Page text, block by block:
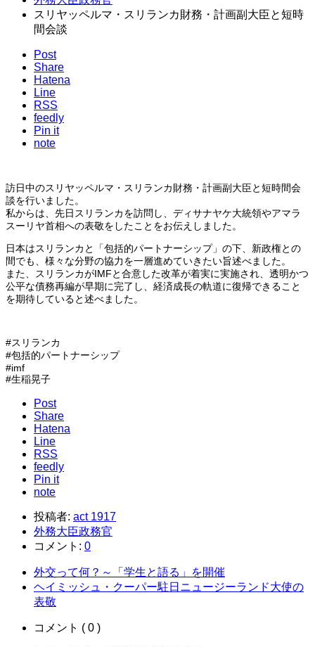
スリヤッペルマ・スリランカ財務・計画副大臣と短時
間会談
Post
Share
Hatena
Line
RSS
feedly
Pin it
note
訪日中のスリヤッペルマ・スリランカ財務・計画副大臣と短時間会
談を行いました。
私からは、先日スリランカを訪問し、ディサナヤケ大統領やアマラ
スーリヤ首相への表敬をしたことをお伝えしました。
日本はスリランカと「包括的パートナーシップ」の下、新政権との
間でも、様々な分野の協力を一層進めていきたい旨述べました。
また、スリランカがIMFと合意した改革が着実に実施され、透明かつ
公平な債務再編が早期に完了し、経済成長の軌道に復帰できること
を期待していると述べました。
#スリランカ
#包括的パートナーシップ
#imf
#生稲晃子
Post
Share
Hatena
Line
RSS
feedly
Pin it
note
投稿者: act 1917
外務大臣政務官
コメント: 0
外交って何？～「学生と語る」を開催
ヘイミッシュ・クーパー駐日ニュージーランド大使の
表敬
コメント ( 0 )